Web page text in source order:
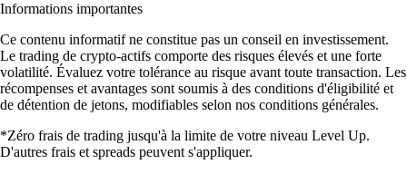
Informations importantes
Ce contenu informatif ne constitue pas un conseil en investissement.
Le trading de crypto-actifs comporte des risques élevés et une forte
volatilité. Évaluez votre tolérance au risque avant toute transaction. Les
récompenses et avantages sont soumis à des conditions d'éligibilité et
de détention de jetons, modifiables selon nos conditions générales.
*Zéro frais de trading jusqu'à la limite de votre niveau Level Up.
D'autres frais et spreads peuvent s'appliquer.